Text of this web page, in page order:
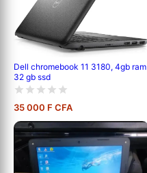
Dell chromebook 11 3180, 4gb ram
32 gb ssd
35 000 F CFA